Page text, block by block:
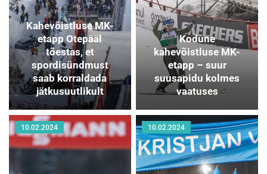
Kahevõistluse MK-
etapp Otepääl
tõestas, et
spordisündmust
saab korraldada
jätkusuutlikult
Kodune
kahevõistluse MK-
etapp – suur
suusapidu kolmes
vaatuses
10.02.2024 10.02.2024